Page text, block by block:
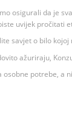
osigurali da je
uvijek pročitati
savjet o bilo
ažuriraju,
potrebe, a